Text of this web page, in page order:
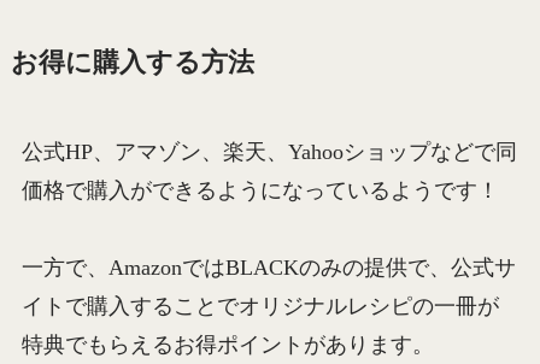
お得に購入する方法
公式HP、アマゾン、楽天、Yahooショップなどで同
価格で購入ができるようになっているようです！
一方で、AmazonではBLACKのみの提供で、公式サ
イトで購入することでオリジナルレシピの一冊が
特典でもらえるお得ポイントがあります。